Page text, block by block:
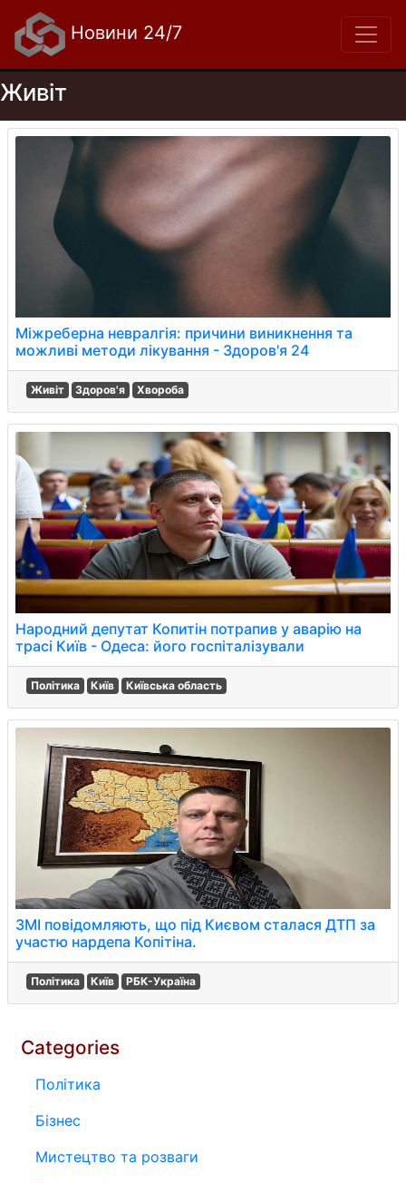
Новини 24/7
Живіт
Міжреберна невралгія: причини виникнення та
можливі методи лікування - Здоров'я 24
Живіт Здоров'я Хвороба
Народний депутат Копитін потрапив у аварію на
трасі Київ - Одеса: його госпіталізували
Політика Київ Київська область
ЗМІ повідомляють, що під Києвом сталася ДТП за
участю нардепа Копітіна.
Політика Київ РБК-Україна
Categories
Політика
Бізнес
Мистецтво та розваги